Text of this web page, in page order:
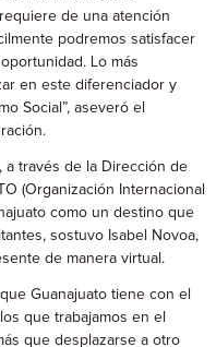
de una atención
podremos satisfacer
Lo más
en este diferenciador y
Social”, aseveró el
a través de la Dirección de
(Organización Internacional
como un destino que
sostuvo Isabel Novoa,
de manera virtual.
Guanajuato tiene con el
que trabajamos en el
que desplazarse a otro